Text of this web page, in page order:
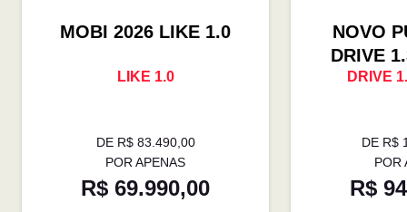
MOBI 2026 LIKE 1.0
LIKE 1.0
DE R$ 83.490,00
POR APENAS
R$ 69.990,00
NOVO
DRIVE
DRIVE
DE R$
POR
R$